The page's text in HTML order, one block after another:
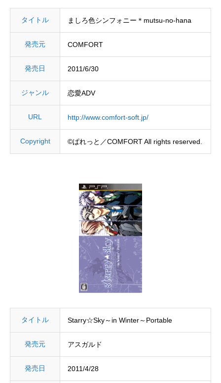
タイトル ましろ色シンフォニー＊mutsu-no-hana
発売元 COMFORT
発売日 2011/6/30
ジャンル 恋愛ADV
URL http://www.comfort-soft.jp/
Copyright ©ぱれっと／COMFORT All rights reserved.
タイトル Starry☆Sky～in Winter～Portable
発売元 アスガルド
発売日 2011/4/28